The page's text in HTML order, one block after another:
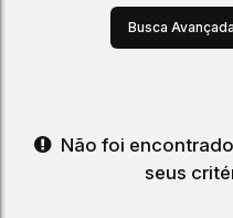
Busca Avançada
Não foi
seus